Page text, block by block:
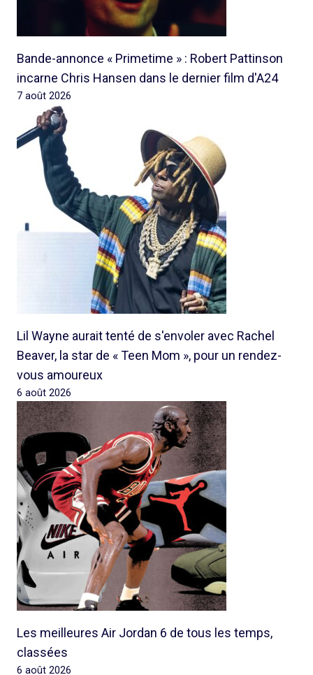
Bande-annonce « Primetime » : Robert Pattinson
incarne Chris Hansen dans le dernier film d'A24
7 août 2026
Lil Wayne aurait tenté de s'envoler avec Rachel
Beaver, la star de « Teen Mom », pour un rendez-
vous amoureux
6 août 2026
Les meilleures Air Jordan 6 de tous les temps,
classées
6 août 2026